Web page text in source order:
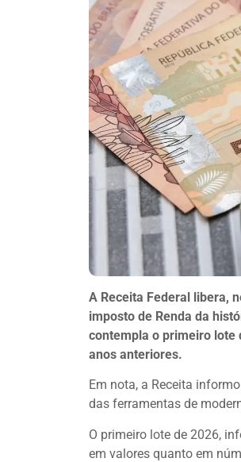
A Receita Federal libera,
imposto de Renda da
contempla o primeiro lote
anos anteriores.
Em nota, a Receita
das ferramentas de
O primeiro lote de 2026,
em valores quanto em